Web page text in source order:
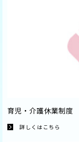
育児・介護休業制度
詳しくはこちら